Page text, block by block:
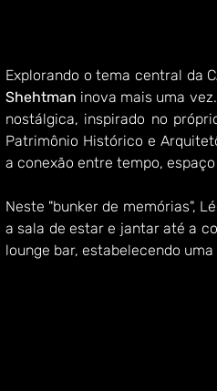
Explorando o tema central da
Shehtman inova mais uma
nostálgica, inspirado no
Patrimônio Histórico e
a conexão entre tempo,
Neste "bunker de memórias",
a sala de estar e jantar até a
lounge bar, estabelecendo